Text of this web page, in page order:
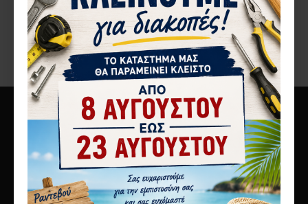
Κατόπιν Παραγγελίας.Tα προϊόντα που εμφανίζονται στο
ηλεκτρονικό μας κατάστημα ως «Κατόπιν Παραγγελίας »δεν είναι
διαθέσιμα και η παραδοσή τους μπορεί να γίνει από 1 εώς 2
μήνες.